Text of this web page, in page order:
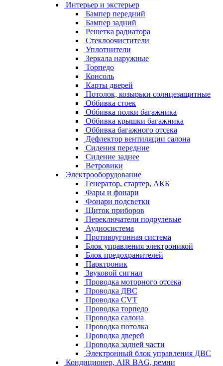
Интерьер и экстерьер
Бампер передний
Бампер задний
Решетка радиатора
Стеклоочистители
Уплотнители
Зеркала наружные
Торпедо
Консоль
Карты дверей
Потолок, козырьки солнцезащитные
Оббивка стоек
Оббивка полки багажника
Оббивка крышки багажника
Оббивка багажного отсека
Дефлектор вентиляции салона
Сидения передние
Сидение заднее
Ветровики
Электрооборудование
Генератор, стартер, АКБ
Фары и фонари
Фонари подсветки
Щиток приборов
Переключатели подрулевые
Аудиосистема
Противоугонная система
Блок управления электроникой
Блок предохранителей
Парктроник
Звуковой сигнал
Проводка моторного отсека
Проводка ДВС
Проводка CVT
Проводка торпедо
Проводка салона
Проводка потолка
Проводка дверей
Проводка задней части
Электронный блок управления ДВС
Кондиционер, AIR BAG, ремни